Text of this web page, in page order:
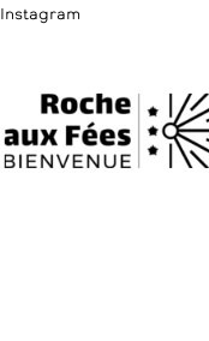
Instagram